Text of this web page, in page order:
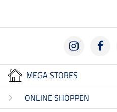
MEGA STORES
ONLINE SHOPPEN